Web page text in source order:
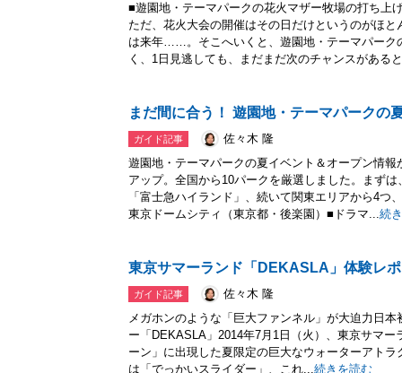
■遊園地・テーマパークの花火マザー牧場の打ち上
ただ、花火大会の開催はその日だけというのがほ
は来年……。そこへいくと、遊園地・テーマパーク
く、1日見逃しても、まだまだ次のチャンスがある
まだ間に合う！ 遊園地・テーマパークの
ガイド記事
佐々木 隆
遊園地・テーマパークの夏イベント＆オープン情
アップ。全国から10パークを厳選しました。まず
「富士急ハイランド」、続いて関東エリアから4つ
東京ドームシティ（東京都・後楽園）■ドラマ...続
東京サマーランド「DEKASLA」体験レ
ガイド記事
佐々木 隆
メガホンのような「巨大ファンネル」が大迫力日
ー「DEKASLA」2014年7月1日（火）、東京サマ
ーン」に出現した夏限定の巨大なウォーターアト
は「でっかいスライダー」、これ...続きを読む